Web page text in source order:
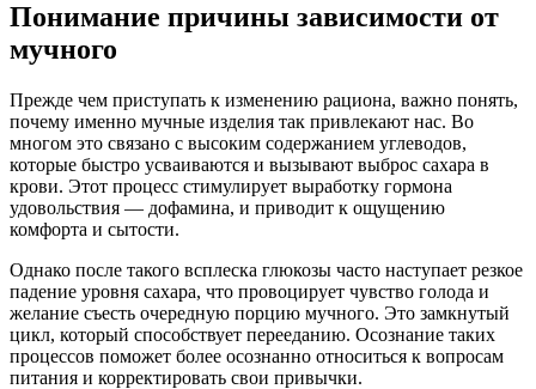
Понимание причины зависимости от
мучного
Прежде чем приступать к изменению рациона, важно понять,
почему именно мучные изделия так привлекают нас. Во
многом это связано с высоким содержанием углеводов,
которые быстро усваиваются и вызывают выброс сахара в
крови. Этот процесс стимулирует выработку гормона
удовольствия — дофамина, и приводит к ощущению
комфорта и сытости.
Однако после такого всплеска глюкозы часто наступает резкое
падение уровня сахара, что провоцирует чувство голода и
желание съесть очередную порцию мучного. Это замкнутый
цикл, который способствует перееданию. Осознание таких
процессов поможет более осознанно относиться к вопросам
питания и корректировать свои привычки.